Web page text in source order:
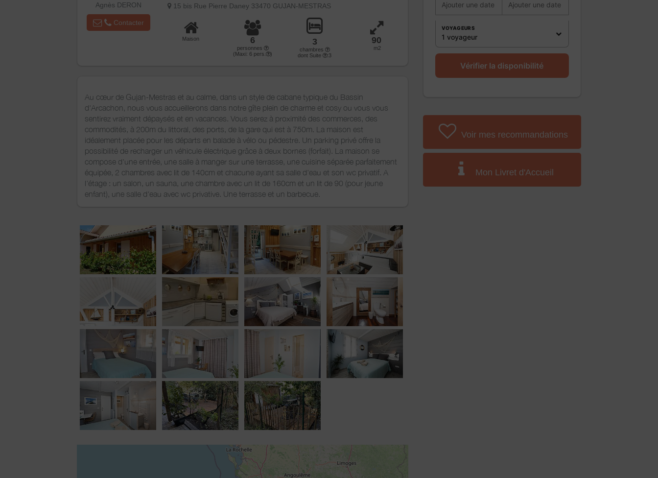
Agnès DERON
Contacter
15 bis Rue Pierre Daney 33470 GUJAN-MESTRAS
Maison 6
personnes
(Maxi: 6 pers. )
3
chambres
dont Suite
:3
90
m2
Au cœur de Gujan-Mestras et au calme, dans un style de cabane typique du Bassin
d'Arcachon, nous vous accueillerons dans notre gîte plein de charme et cosy ou vous vous
sentirez vraiment dépaysés et en vacances. Vous serez à proximité des commerces, des
commodités, à 200m du littoral, des ports, de la gare qui est à 750m. La maison est
idéalement placée pour les départs en balade à vélo ou pédestre. Un parking privé offre la
possibilité de recharger un véhicule électrique grâce à deux bornes (forfait). La maison se
compose d'une entrée, une salle à manger sur une terrasse, une cuisine séparée parfaitement
équipée, 2 chambres avec lit de 140cm et chacune ayant sa salle d'eau et son wc privatif. A
l'étage : un salon, un sauna, une chambre avec un lit de 160cm et un lit de 90 (pour jeune
enfant), une salle d'eau avec wc privative. Une terrasse et un barbecue.
Ajouter une date Ajouter une date
VOYAGEURS
1 voyageur
Vérifier la disponibilité
Voir mes recommandations
Mon Livret d'Accueil